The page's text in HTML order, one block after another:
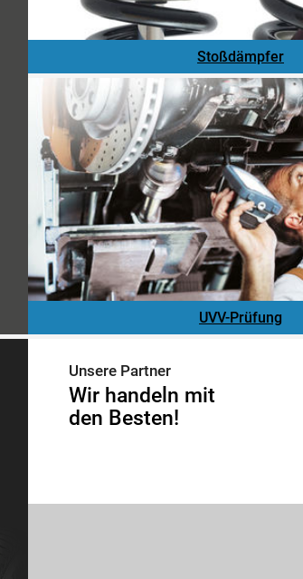
Stoßdämpfer
UVV-Prüfung
Unsere Partner
Wir handeln mit
den Besten!